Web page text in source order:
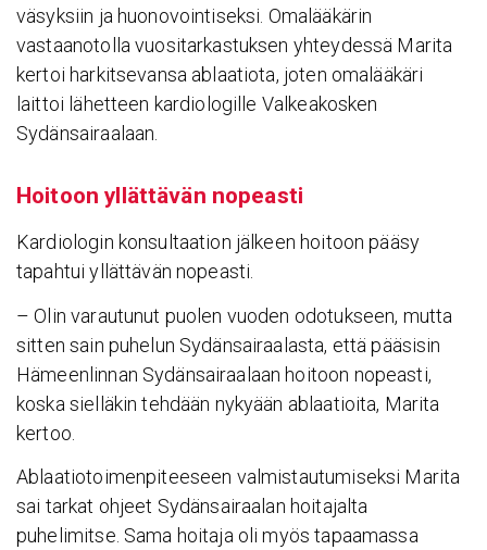
väsyksiin ja huonovointiseksi. Omalääkärin
vastaanotolla vuositarkastuksen yhteydessä Marita
kertoi harkitsevansa ablaatiota, joten omalääkäri
laittoi lähetteen kardiologille Valkeakosken
Sydänsairaalaan.
Hoitoon yllät­tävän nopeasti
Kardiologin konsultaation jälkeen hoitoon pääsy
tapahtui yllättävän nopeasti.
– Olin varautunut puolen vuoden odotukseen, mutta
sitten sain puhelun Sydänsairaalasta, että pääsisin
Hämeenlinnan Sydänsairaalaan hoitoon nopeasti,
koska sielläkin tehdään nykyään ablaatioita, Marita
kertoo.
Ablaatiotoimenpiteeseen valmistautumiseksi Marita
sai tarkat ohjeet Sydänsairaalan hoitajalta
puhelimitse. Sama hoitaja oli myös tapaamassa